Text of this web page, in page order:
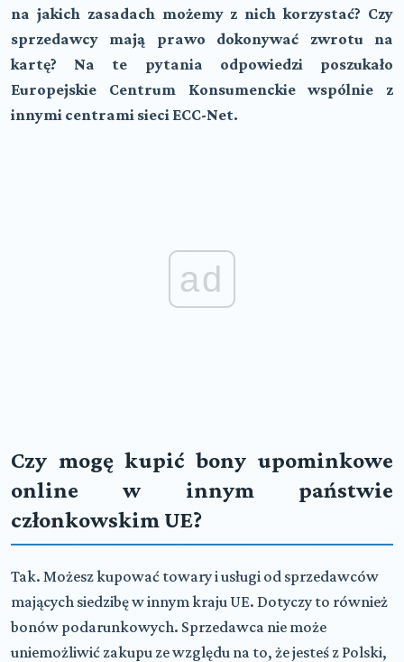
na jakich zasadach możemy z nich korzystać? Czy
sprzedawcy mają prawo dokonywać zwrotu na
kartę? Na te pytania odpowiedzi poszukało
Europejskie Centrum Konsumenckie wspólnie z
innymi centrami sieci ECC-Net.
ad
Czy mogę kupić bony upominkowe
online w innym państwie
członkowskim UE?
Tak. Możesz kupować towary i usługi od sprzedawców
mających siedzibę w innym kraju UE. Dotyczy to również
bonów podarunkowych. Sprzedawca nie może
uniemożliwić zakupu ze względu na to, że jesteś z Polski,